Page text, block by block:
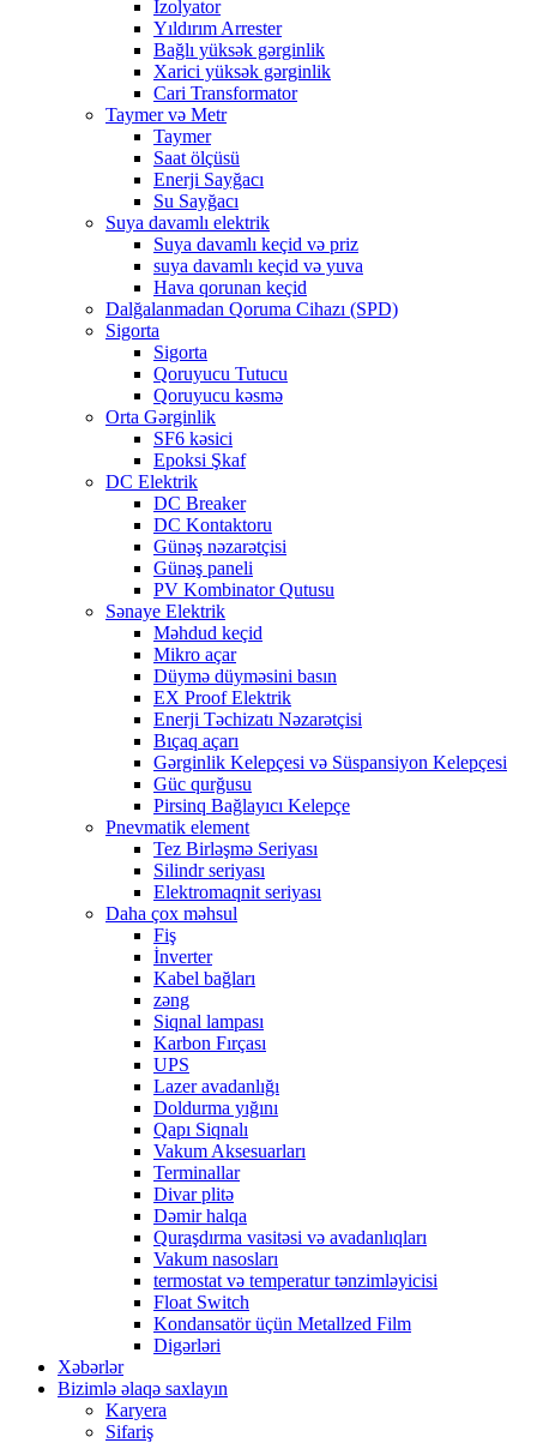
İzolyator
Yıldırım Arrester
Bağlı yüksək gərginlik
Xarici yüksək gərginlik
Cari Transformator
Taymer və Metr
Taymer
Saat ölçüsü
Enerji Sayğacı
Su Sayğacı
Suya davamlı elektrik
Suya davamlı keçid və priz
suya davamlı keçid və yuva
Hava qorunan keçid
Dalğalanmadan Qoruma Cihazı (SPD)
Sigorta
Sigorta
Qoruyucu Tutucu
Qoruyucu kəsmə
Orta Gərginlik
SF6 kəsici
Epoksi Şkaf
DC Elektrik
DC Breaker
DC Kontaktoru
Günəş nəzarətçisi
Günəş paneli
PV Kombinator Qutusu
Sənaye Elektrik
Məhdud keçid
Mikro açar
Düymə düyməsini basın
EX Proof Elektrik
Enerji Təchizatı Nəzarətçisi
Bıçaq açarı
Gərginlik Kelepçesi və Süspansiyon Kelepçesi
Güc qurğusu
Pirsinq Bağlayıcı Kelepçe
Pnevmatik element
Tez Birləşmə Seriyası
Silindr seriyası
Elektromaqnit seriyası
Daha çox məhsul
Fiş
İnverter
Kabel bağları
zəng
Siqnal lampası
Karbon Fırçası
UPS
Lazer avadanlığı
Doldurma yığını
Qapı Siqnalı
Vakum Aksesuarları
Terminallar
Divar plitə
Dəmir halqa
Quraşdırma vasitəsi və avadanlıqları
Vakum nasosları
termostat və temperatur tənzimləyicisi
Float Switch
Kondansatör üçün Metallzed Film
Digərləri
Xəbərlər
Bizimlə əlaqə saxlayın
Karyera
Sifariş